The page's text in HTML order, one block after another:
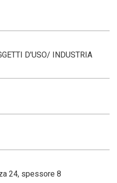
D'USO/ INDUSTRIA
24, spessore 8